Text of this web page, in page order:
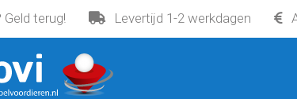
terug! Levertijd 1-2 werkdagen
houder slalomstok met stalen pin